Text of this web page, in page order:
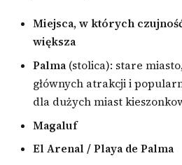
Miejsca, w których
większa
Palma(stolica): stare
głównych atrakcji i
dla dużych miast
Magaluf
El Arenal / Playa de Palma